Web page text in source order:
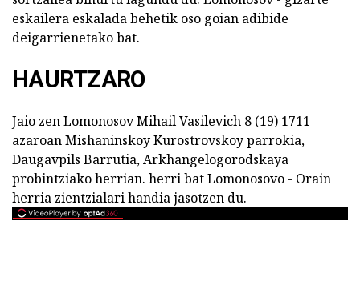
eskailera eskalada behetik oso goian adibide
deigarrienetako bat.
HAURTZARO
Jaio zen Lomonosov Mihail Vasilevich 8 (19) 1711
azaroan Mishaninskoy Kurostrovskoy parrokia,
Daugavpils Barrutia, Arkhangelogorodskaya
probintziako herrian. herri bat Lomonosovo - Orain
herria zientzialari handia jasotzen du.